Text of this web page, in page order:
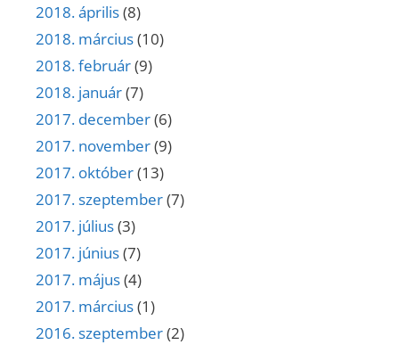
2018. április(8)
2018. március(10)
2018. február(9)
2018. január(7)
2017. december(6)
2017. november(9)
2017. október(13)
2017. szeptember(7)
2017. július(3)
2017. június(7)
2017. május(4)
2017. március(1)
2016. szeptember(2)